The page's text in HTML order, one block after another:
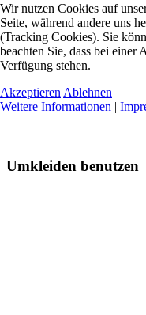
Umkleiden benutzen
Wir nutzen Cookies auf
Seite, während andere uns
(Tracking Cookies). Sie
beachten Sie, dass bei
Verfügung stehen.
Akzeptieren Ablehnen
Weitere Informationen |